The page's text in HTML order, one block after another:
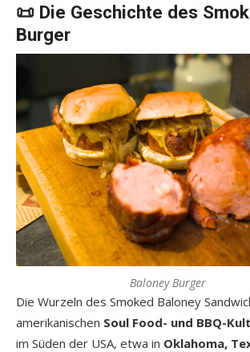
📜 Die Geschichte des
Burger
Baloney Burger
Die Wurzeln des Smoked Baloney
amerikanischen Soul Food- und BBQ-
im Süden der USA, etwa in Oklahoma,